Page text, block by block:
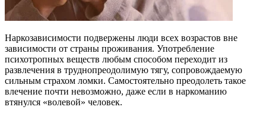
Наркозависимости подвержены люди всех возрастов вне
зависимости от страны проживания. Употребление
психотропных веществ любым способом переходит из
развлечения в труднопреодолимую тягу, сопровождаемую
сильным страхом ломки. Самостоятельно преодолеть такое
влечение почти невозможно, даже если в наркоманию
втянулся «волевой» человек.